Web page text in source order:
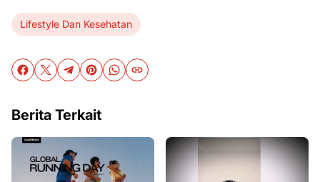
Lifestyle Dan Kesehatan
Berita Terkait